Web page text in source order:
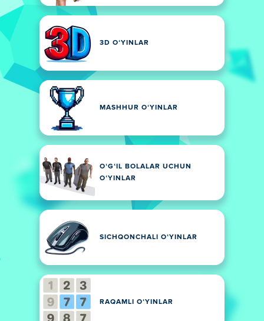
3D OʻYINLAR
MASHHUR OʻYINLAR
OʻGʻIL BOLALAR UCHUN
OʻYINLAR
SICHQONCHALI OʻYINLAR
RAQAMLI OʻYINLAR